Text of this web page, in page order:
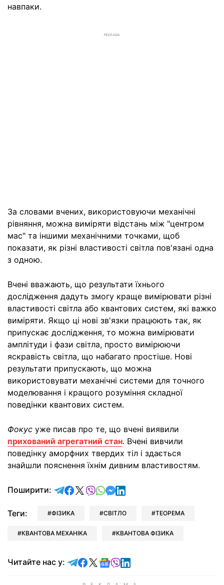
навпаки.
РЕКЛАМА
За словами вчених, використовуючи механічні
рівняння, можна виміряти відстань між "центром
мас" та іншими механічними точками, щоб
показати, як різні властивості світла пов'язані одна
з одною.
Вчені вважають, що результати їхнього
дослідження дадуть змогу краще вимірювати різні
властивості світла або квантових систем, які важко
виміряти. Якщо ці нові зв'язки працюють так, як
припускає дослідження, то можна вимірювати
амплітуди і фази світла, просто вимірюючи
яскравість світла, що набагато простіше. Нові
результати припускають, що можна
використовувати механічні системи для точного
моделювання і кращого розуміння складної
поведінки квантових систем.
Фокус уже писав про те, що вчені виявили
прихований агрегатний стан. Вчені вивчили
поведінку аморфних твердих тіл і здається
знайшли пояснення їхнім дивним властивостям.
Поширити: відправити у Telegram
поділитись у Facebook
поділитись у X
відправити у Viber
відправити у Whatsapp
відправити у Messenger
відправити у LinkedIn
Теги: ФІЗИКА СВІТЛО ТЕОРЕМА
КВАНТОВА МЕХАНІКА КВАНТОВА ФІЗИКА
Читайте нас у: Читайте у Telegram
Читайте у Facebook
Читайте у X
Читайте у Google news
Читайте у Viber
Читайте у LinkedIn